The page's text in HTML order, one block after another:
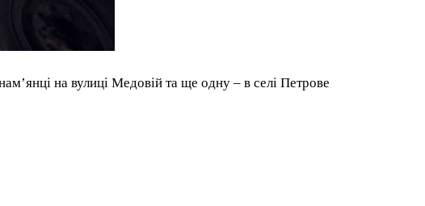
на вулиці Медовій та ще одну – в селі Петрове